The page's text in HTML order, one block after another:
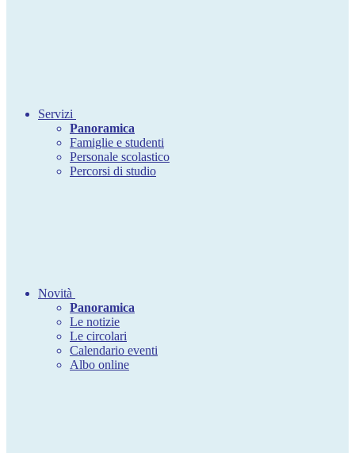
Servizi
Panoramica
Famiglie e studenti
Personale scolastico
Percorsi di studio
Novità
Panoramica
Le notizie
Le circolari
Calendario eventi
Albo online